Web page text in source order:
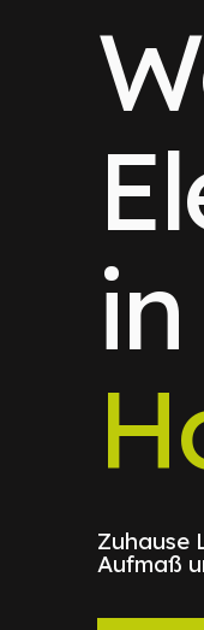
in
Zuhause
Aufmaß